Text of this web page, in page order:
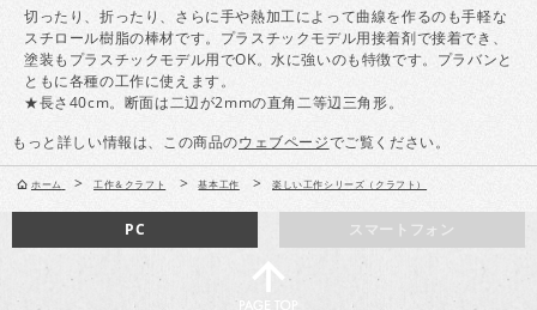
切ったり、折ったり、さらに手や熱加工によって曲線を作るのも手軽な
スチロール樹脂の棒材です。プラスチックモデル用接着剤で接着でき、
塗装もプラスチックモデル用でOK。水に強いのも特徴です。プラバンと
ともに各種の工作に使えます。
★長さ40cm。断面は二辺が2mmの直角二等辺三角形。
もっと詳しい情報は、この商品のウェブページでご覧ください。
ホーム > 工作＆クラフト > 基本工作 > 楽しい工作シリーズ（クラフト）
スマートフォン
PC